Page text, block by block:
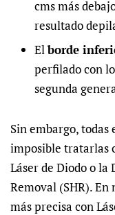
cms más
resultado
Elborde
perfilado con
segunda
Sin embargo, todas
imposible tratarlas
Láser de Diodo o
Removal (SHR).
más precisa con